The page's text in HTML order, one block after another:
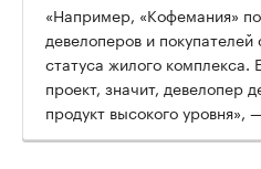
«Например, «Кофемания»
девелоперов и
статуса жилого комплекса.
проект, значит, девелопер
продукт высокого уровня»,